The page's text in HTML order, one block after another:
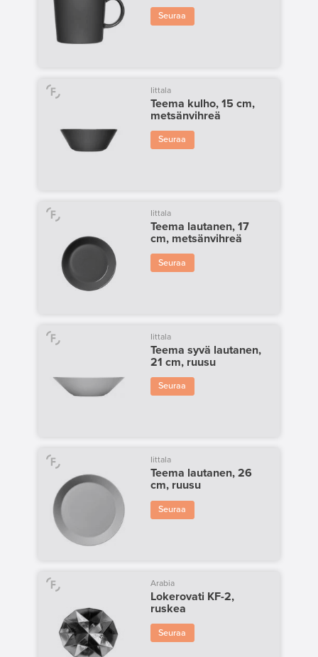
Seuraa
Iittala
Teema kulho, 15 cm,
metsänvihreä
Seuraa
Iittala
Teema lautanen, 17
cm, metsänvihreä
Seuraa
Iittala
Teema syvä lautanen,
21 cm, ruusu
Seuraa
Iittala
Teema lautanen, 26
cm, ruusu
Seuraa
Arabia
Lokerovati KF-2,
ruskea
Seuraa